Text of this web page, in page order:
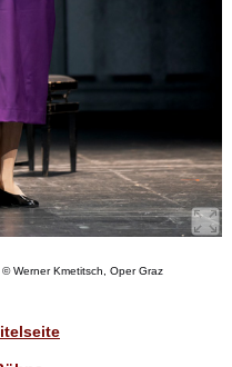
Werner Kmetitsch, Oper Graz